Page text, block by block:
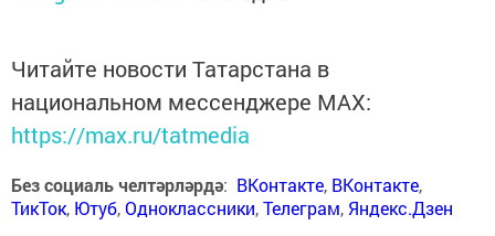
Читайте новости Татарстана в
национальном мессенджере MАХ:
https://max.ru/tatmedia
Без социаль челтәрләрдә: ВКонтакте, ВКонтакте,
ТикТок, Ютуб,Одноклассники,Телеграм, Яндекс.Дзен